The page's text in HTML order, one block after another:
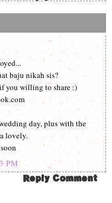
baju nikah sis?
you willing to share :)
day, plus with the
lovely.
PM